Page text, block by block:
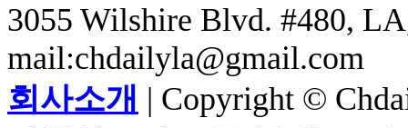
3055 Wilshire Blvd. #480,
mail:chdailyla@gmail.com
회사소개 | Copyright ©